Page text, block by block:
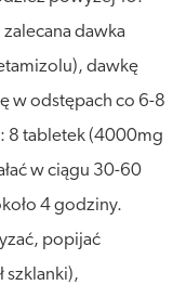
dawka
dawkę
w odstępach co 6-8
8 tabletek (4000mg
w ciągu 30-60
4 godziny.
popijać
szklanki),